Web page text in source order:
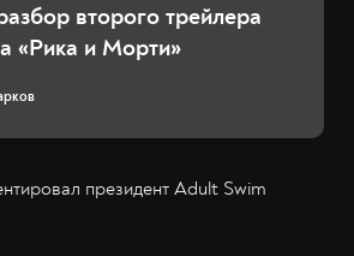
второго трейлера
«Рика и Морти»
президент Adult Swim